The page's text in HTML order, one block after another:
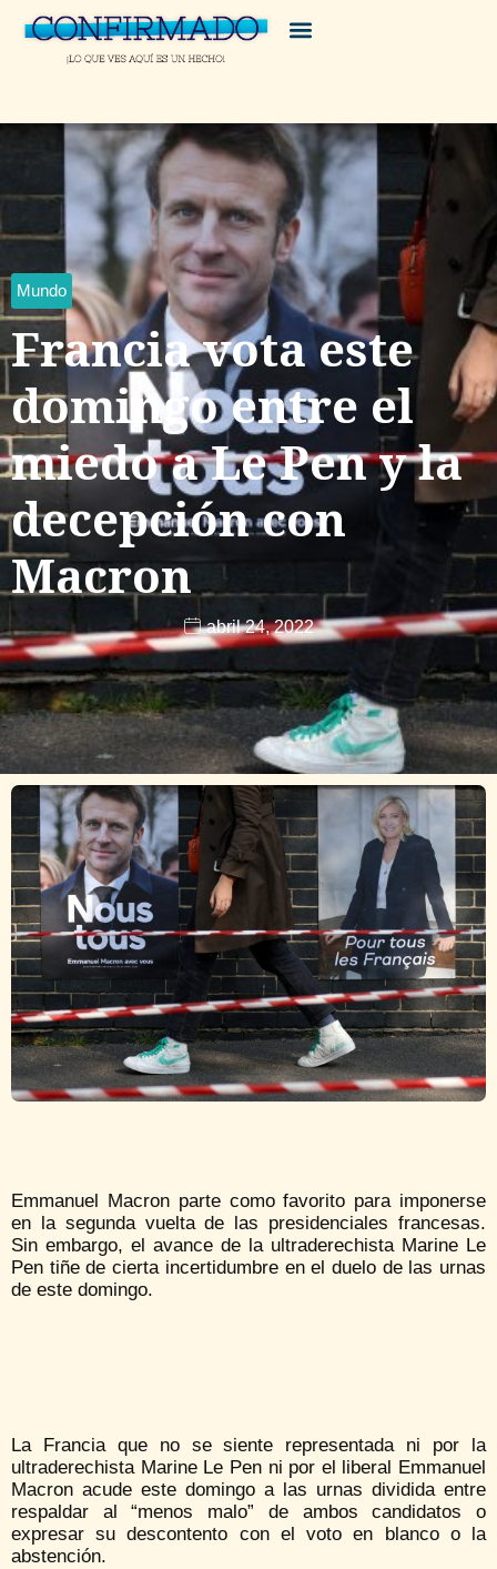
Mundo
Francia vota este
domingo entre el
miedo a Le Pen y la
decepción con
Macron
abril 24, 2022
Emmanuel Macron parte como favorito para imponerse
en la segunda vuelta de las presidenciales francesas.
Sin embargo, el avance de la ultraderechista Marine Le
Pen tiñe de cierta incertidumbre en el duelo de las urnas
de este domingo.
La Francia que no se siente representada ni por la
ultraderechista Marine Le Pen ni por el liberal Emmanuel
Macron acude este domingo a las urnas dividida entre
respaldar al “menos malo” de ambos candidatos o
expresar su descontento con el voto en blanco o la
abstención.